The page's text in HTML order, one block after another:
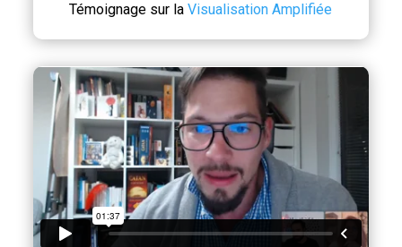
Témoignage sur laVisualisation Amplifiée